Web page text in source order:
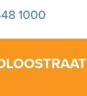
1000